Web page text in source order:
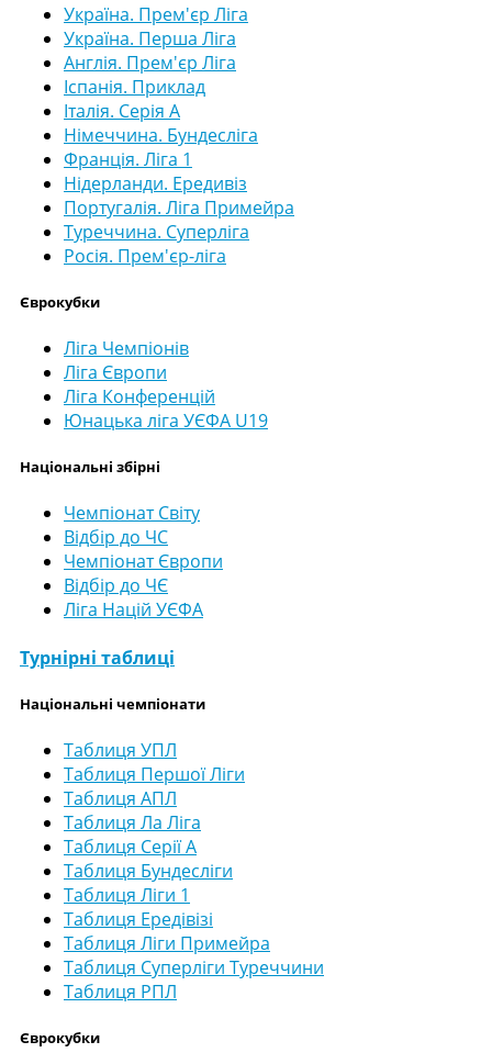
Україна. Прем'єр Ліга
Україна. Перша Ліга
Англія. Прем'єр Ліга
Іспанія. Приклад
Італія. Серія А
Німеччина. Бундесліга
Франція. Ліга 1
Нідерланди. Ередивіз
Португалія. Ліга Примейра
Туреччина. Суперліга
Росія. Прем'єр-ліга
Єврокубки
Ліга Чемпіонів
Ліга Європи
Ліга Конференцій
Юнацька ліга УЄФА U19
Національні збірні
Чемпіонат Світу
Відбір до ЧС
Чемпіонат Європи
Відбір до ЧЄ
Ліга Націй УЄФА
Турнірні таблиці
Національні чемпіонати
Таблиця УПЛ
Таблиця Першої Ліги
Таблиця АПЛ
Таблиця Ла Ліга
Таблиця Серії А
Таблиця Бундесліги
Таблиця Ліги 1
Таблиця Ередівізі
Таблиця Ліги Примейра
Таблиця Суперліги Туреччини
Таблиця РПЛ
Єврокубки